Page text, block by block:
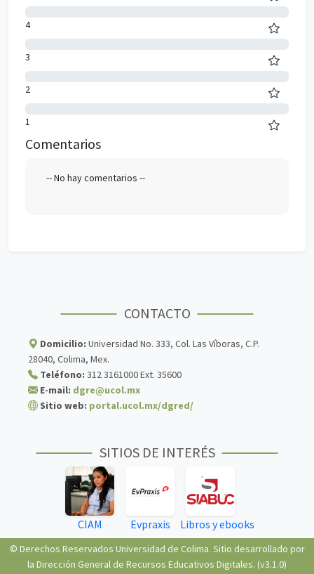
4
3
2
1
Comentarios
-- No hay comentarios --
CONTACTO
Domicilio: Universidad No. 333, Col. Las Víboras, C.P.
28040, Colima, Mex.
Teléfono: 312 3161000 Ext. 35600
E-mail: dgre@ucol.mx
Sitio web: portal.ucol.mx/dgred/
SITIOS DE INTERÉS
CIAM Evpraxis Libros y ebooks
© Derechos Reservados Universidad de Colima. Sitio desarrollado por
la Dirección General de Recursos Educativos Digitales. (v3.1.0)